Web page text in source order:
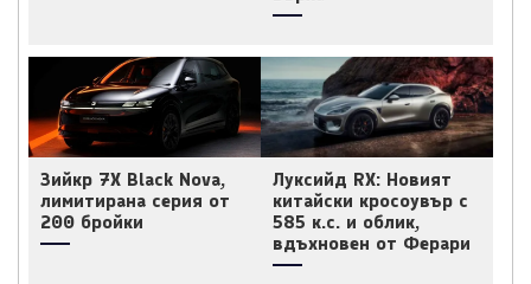
Зийкр 7X Black Nova,
лимитирана серия от
200 бройки
Луксийд RX: Новият
китайски кросоувър с
585 к.с. и облик,
вдъхновен от Ферари